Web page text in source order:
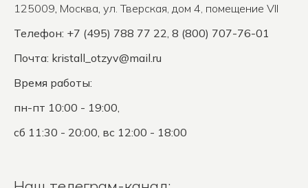
125009, Москва, ул. Тверская, дом 4, помещение VII
Телефон: +7 (495) 788 77 22, 8 (800) 707-76-01
Почта: kristall_otzyv@mail.ru
Время работы:
пн-пт 10:00 - 19:00,
сб 11:30 - 20:00, вс 12:00 - 18:00